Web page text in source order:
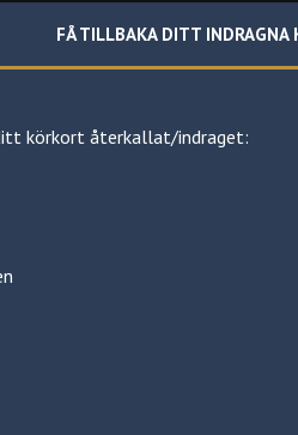
återkallat körkort.
FÅ TILLBAKA DITT INDRAGNA
körkort återkallat/indraget: